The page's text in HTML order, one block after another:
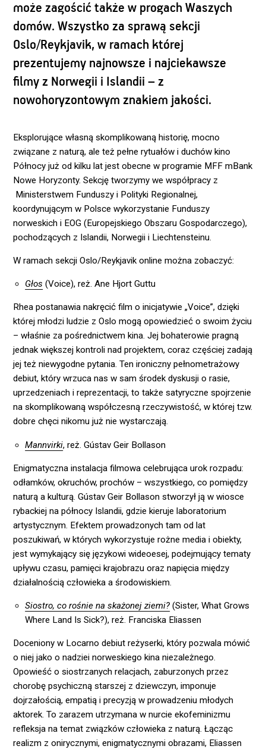
może zagościć także w progach Waszych
domów. Wszystko za sprawą sekcji
Oslo/Reykjavik, w ramach której
prezentujemy najnowsze i najciekawsze
filmy z Norwegii i Islandii – z
nowohoryzontowym znakiem jakości.
Eksplorujące własną skomplikowaną historię, mocno
związane z naturą, ale też pełne rytuałów i duchów kino
Północy już od kilku lat jest obecne w programie MFF mBank
Nowe Horyzonty. Sekcję tworzymy we współpracy z
Ministerstwem Funduszy i Polityki Regionalnej,
koordynującym w Polsce wykorzystanie Funduszy
norweskich i EOG (Europejskiego Obszaru Gospodarczego),
pochodzących z Islandii, Norwegii i Liechtensteinu.
W ramach sekcji Oslo/Reykjavik online można zobaczyć:
Głos (Voice), reż. Ane Hjort Guttu
Rhea postanawia nakręcić film o inicjatywie „Voice”, dzięki
której młodzi ludzie z Oslo mogą opowiedzieć o swoim życiu
– właśnie za pośrednictwem kina. Jej bohaterowie pragną
jednak większej kontroli nad projektem, coraz częściej zadają
jej też niewygodne pytania. Ten ironiczny pełnometrażowy
debiut, który wrzuca nas w sam środek dyskusji o rasie,
uprzedzeniach i reprezentacji, to także satyryczne spojrzenie
na skomplikowaną współczesną rzeczywistość, w której tzw.
dobre chęci nikomu już nie wystarczają.
Mannvirki, reż. Gústav Geir Bollason
Enigmatyczna instalacja filmowa celebrująca urok rozpadu:
odłamków, okruchów, prochów – wszystkiego, co pomiędzy
naturą a kulturą. Gústav Geir Bollason stworzył ją w wiosce
rybackiej na północy Islandii, gdzie kieruje laboratorium
artystycznym. Efektem prowadzonych tam od lat
poszukiwań, w których wykorzystuje rożne media i obiekty,
jest wymykający się językowi wideoesej, podejmujący tematy
upływu czasu, pamięci krajobrazu oraz napięcia między
działalnością człowieka a środowiskiem.
Siostro, co rośnie na skażonej ziemi? (Sister, What Grows
Where Land Is Sick?), reż. Franciska Eliassen
Doceniony w Locarno debiut reżyserki, który pozwala mówić
o niej jako o nadziei norweskiego kina niezależnego.
Opowieść o siostrzanych relacjach, zaburzonych przez
chorobę psychiczną starszej z dziewczyn, imponuje
dojrzałością, empatią i precyzją w prowadzeniu młodych
aktorek. To zarazem utrzymana w nurcie ekofeminizmu
refleksja na temat związków człowieka z naturą. Łącząc
realizm z onirycznymi, enigmatycznymi obrazami, Eliassen